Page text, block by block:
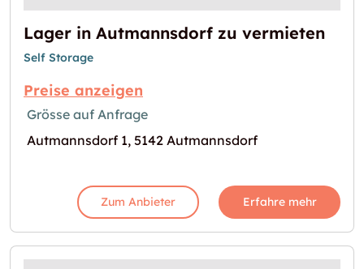
Lager in Autmannsdorf zu vermieten
Self Storage
Preise anzeigen
Grösse auf Anfrage
Autmannsdorf 1, 5142 Autmannsdorf
Zum Anbieter Erfahre mehr